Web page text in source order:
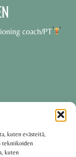
kuten evästeitä,
tekniikoiden
kuten
coach/PT